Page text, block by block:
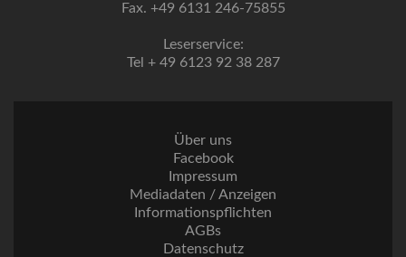
Fax. +49 6131 246-75855
Leserservice:
Tel + 49 6123 92 38 287
Über uns
Facebook
Impressum
Mediadaten / Anzeigen
Informationspflichten
AGBs
Datenschutz